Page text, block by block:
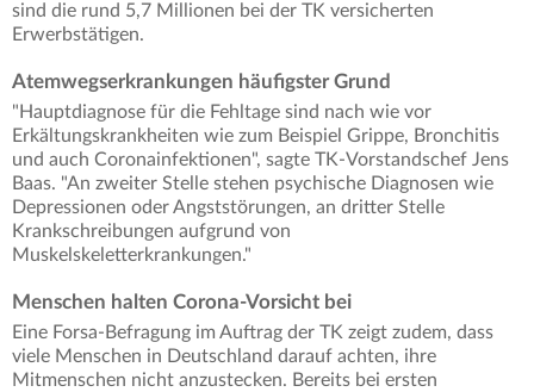
sind die rund 5,7 Millionen bei der TK versicherten
Erwerbstätigen.
Atemwegserkrankungen häufigster Grund
"Hauptdiagnose für die Fehltage sind nach wie vor
Erkältungskrankheiten wie zum Beispiel Grippe, Bronchitis
und auch Coronainfektionen", sagte TK-Vorstandschef Jens
Baas. "An zweiter Stelle stehen psychische Diagnosen wie
Depressionen oder Angststörungen, an dritter Stelle
Krankschreibungen aufgrund von
Muskelskeletterkrankungen."
Menschen halten Corona-Vorsicht bei
Eine Forsa-Befragung im Auftrag der TK zeigt zudem, dass
viele Menschen in Deutschland darauf achten, ihre
Mitmenschen nicht anzustecken. Bereits bei ersten